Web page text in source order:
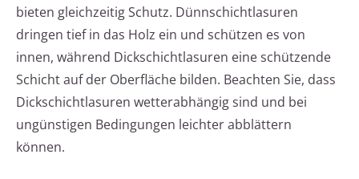
bieten gleichzeitig Schutz. Dünnschichtlasuren
dringen tief in das Holz ein und schützen es von
innen, während Dickschichtlasuren eine schützende
Schicht auf der Oberfläche bilden. Beachten Sie, dass
Dickschichtlasuren wetterabhängig sind und bei
ungünstigen Bedingungen leichter abblättern
können.